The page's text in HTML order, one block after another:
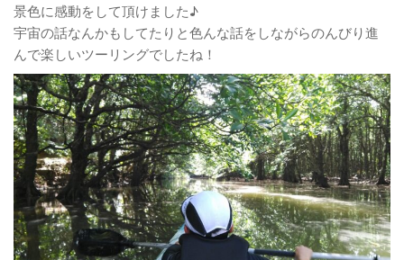
景色に感動をして頂けました♪
宇宙の話なんかもしてたりと色んな話をしながらのんびり進
んで楽しいツーリングでしたね！